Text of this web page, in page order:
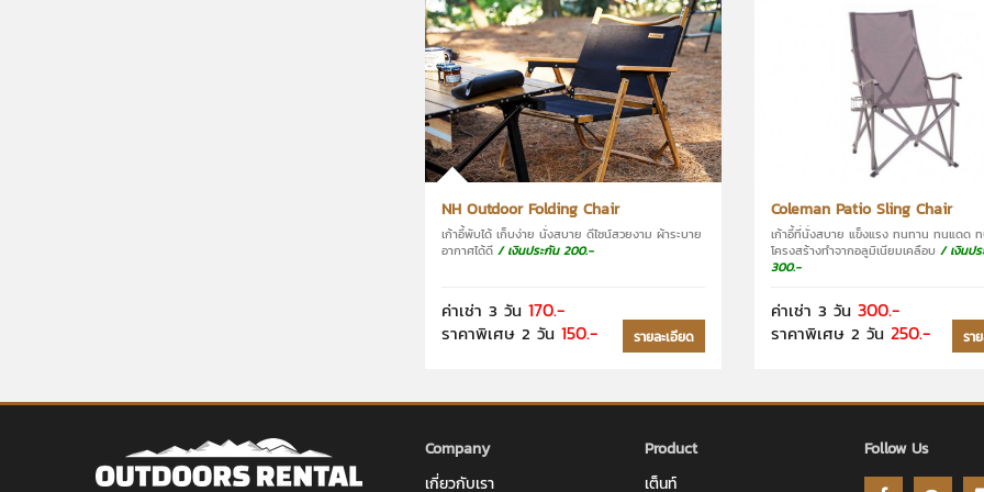
NH Outdoor Folding Chair
เก้าอี้พับได้ เก็บง่าย นั่งสบาย ดีไซน์สวยงาม ผ้าระบาย
อากาศได้ดี / เงินประกัน 200.-
ค่าเช่า 3 วัน 170.-
ราคาพิเศษ 2 วัน 150.- รายละเอียด
Coleman Patio Sling Chair
เก้าอี้ที่นั่งสบาย แข็งแรง ทนทาน ทนแดด
โครงสร้างทำจากอลูมิเนียมเคลือบ / เงินปร
300.-
ค่าเช่า 3 วัน 300.-
ราคาพิเศษ 2 วัน 250.- รา
Company
เกี่ยวกับเรา
Product
เต็นท์
Follow Us